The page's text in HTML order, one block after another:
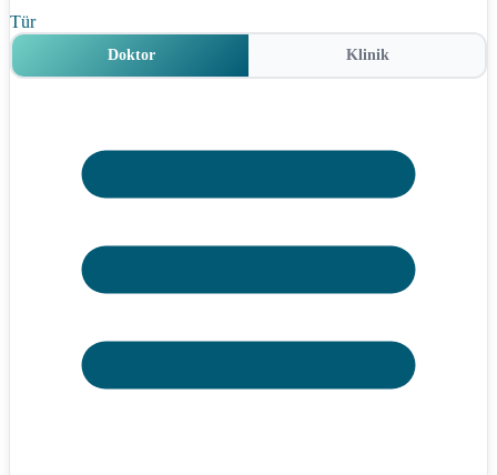
Tür
Doktor Klinik